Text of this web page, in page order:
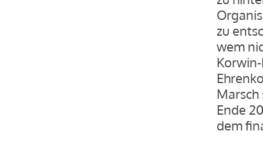
zu
wem
Ende
dem